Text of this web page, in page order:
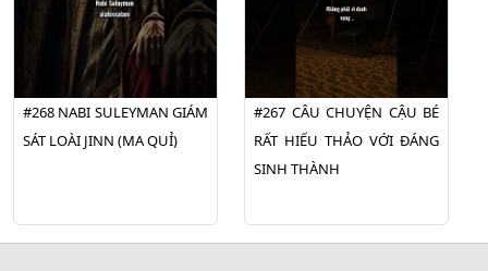
#268 NABI SULEYMAN GIÁM
SÁT LOÀI JINN (MA QUỈ)
#267 CÂU CHUYỆN CẬU BÉ
RẤT HIẾU THẢO VỚI ĐÁNG
SINH THÀNH